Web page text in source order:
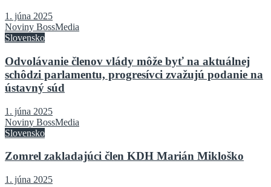
1. júna 2025
Noviny BossMedia
Slovensko
Odvolávanie členov vlády môže byť na aktuálnej
schôdzi parlamentu, progresívci zvažujú podanie na
ústavný súd
1. júna 2025
Noviny BossMedia
Slovensko
Zomrel zakladajúci člen KDH Marián Mikloško
1. júna 2025